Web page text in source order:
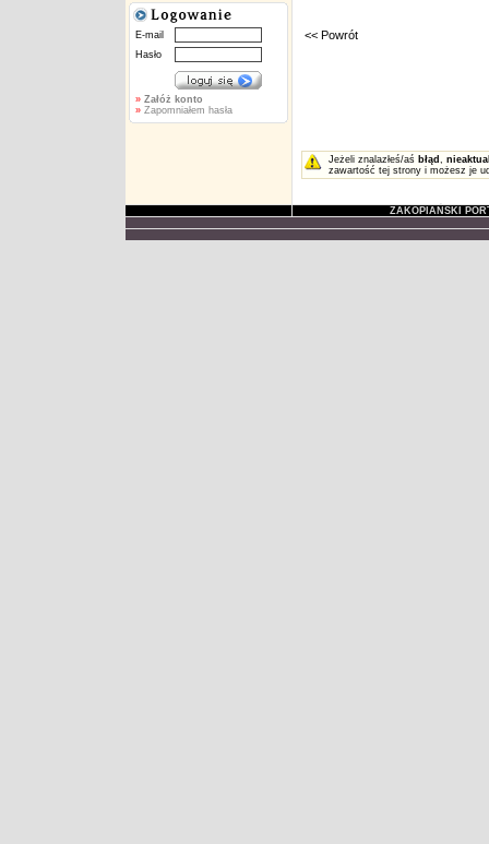
E-mail
Hasło
» Załóż konto
» Zapomniałem hasła
<< Powrót
Jeżeli znalazłeś/aś błąd ,
zawartość tej strony i możesz je
ZAKOPIAŃSKI